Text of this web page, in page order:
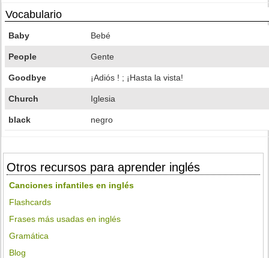
Vocabulario
Baby Bebé
People Gente
Goodbye ¡Adiós ! ; ¡Hasta la vista!
Church Iglesia
black negro
Otros recursos para aprender inglés
Canciones infantiles en inglés
Flashcards
Frases más usadas en inglés
Gramática
Blog